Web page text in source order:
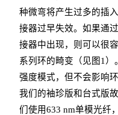
种微弯将产生过多的插
接器过早失效。如果通
接器中出现，则可以很
系列环的畸变（见图1
强度模式，但不会影响
我们的袖珍版和台式版
们使用633 nm单模光纤